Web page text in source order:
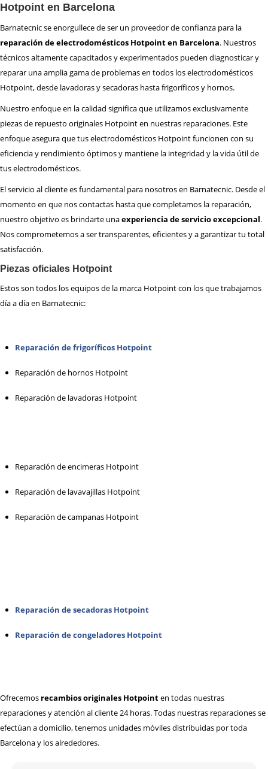
Hotpoint en Barcelona
Barnatecnic se enorgullece de ser un proveedor de confianza para la
reparación de electrodomésticos Hotpoint en Barcelona. Nuestros
técnicos altamente capacitados y experimentados pueden diagnosticar y
reparar una amplia gama de problemas en todos los electrodomésticos
Hotpoint, desde lavadoras y secadoras hasta frigoríficos y hornos.
Nuestro enfoque en la calidad significa que utilizamos exclusivamente
piezas de repuesto originales Hotpoint en nuestras reparaciones. Este
enfoque asegura que tus electrodomésticos Hotpoint funcionen con su
eficiencia y rendimiento óptimos y mantiene la integridad y la vida útil de
tus electrodomésticos.
El servicio al cliente es fundamental para nosotros en Barnatecnic. Desde el
momento en que nos contactas hasta que completamos la reparación,
nuestro objetivo es brindarte unaexperiencia de servicio excepcional.
Nos comprometemos a ser transparentes, eficientes y a garantizar tu total
satisfacción.
Piezas oficiales Hotpoint
Estos son todos los equipos de la marca Hotpoint con los que trabajamos
día a día en Barnatecnic:
Reparación de frigoríficos Hotpoint
Reparación de hornos Hotpoint
Reparación de lavadoras Hotpoint
Reparación de encimeras Hotpoint
Reparación de lavavajillas Hotpoint
Reparación de campanas Hotpoint
Reparación de secadoras Hotpoint
Reparación de congeladores Hotpoint
Ofrecemos recambios originales Hotpointen todas nuestras
reparaciones y atención al cliente 24 horas. Todas nuestras reparaciones se
efectúan a domicilio, tenemos unidades móviles distribuidas por toda
Barcelona y los alrededores.